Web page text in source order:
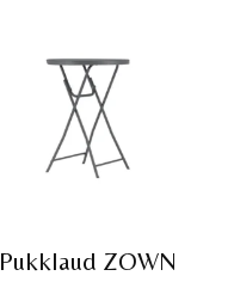
Pukklaud ZOWN